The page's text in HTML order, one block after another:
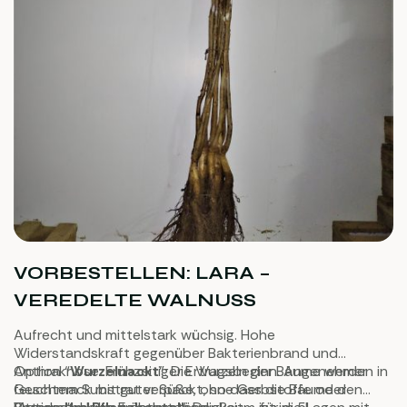
VORBESTELLEN: LARA –
VEREDELTE WALNUSS
Aufrecht und mittelstark wüchsig. Hohe
Widerstandskraft gegenüber Bakterienbrand und
Anthraknose. Frühzeitiger Ertragsbeginn. Angenehmer
Geschmack mit guter Süße, ohne Gerbstoffe oder
Option “Wurzelnackt”: Die Wurzeln der Bäume werden in
feuchtem Substrat verpackt, so dass die Bäume den